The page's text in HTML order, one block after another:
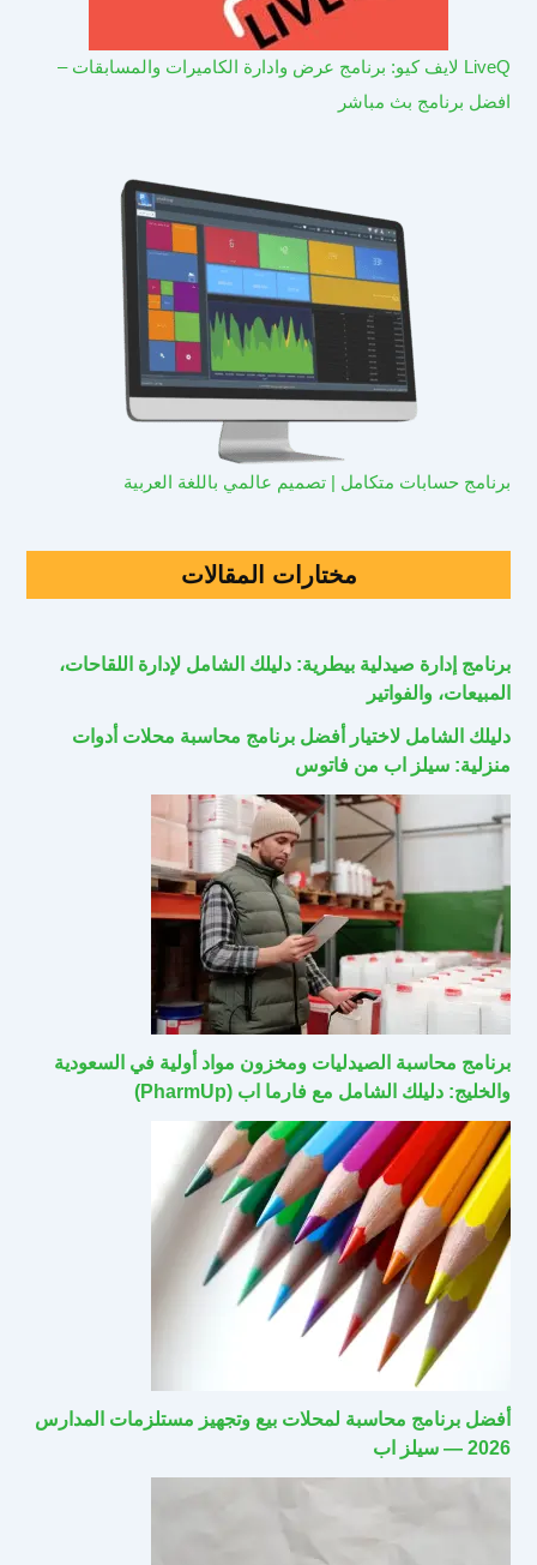
LiveQ لايف كيو: برنامج عرض وادارة الكاميرات والمسابقات –
افضل برنامج بث مباشر
برنامج حسابات متكامل | تصميم عالمي باللغة العربية
مختارات المقالات
برنامج إدارة صيدلية بيطرية: دليلك الشامل لإدارة اللقاحات،
المبيعات، والفواتير
دليلك الشامل لاختيار أفضل برنامج محاسبة محلات أدوات
منزلية: سيلز اب من فاتوس
برنامج محاسبة الصيدليات ومخزون مواد أولية في السعودية
والخليج: دليلك الشامل مع فارما اب (PharmUp)
أفضل برنامج محاسبة لمحلات بيع وتجهيز مستلزمات المدارس
2026 — سيلز اب